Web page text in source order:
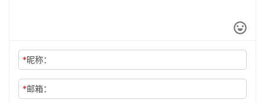
*昵称：
*邮箱：